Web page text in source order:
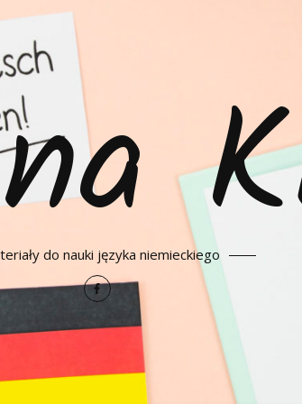
do nauki języka niemieckiego